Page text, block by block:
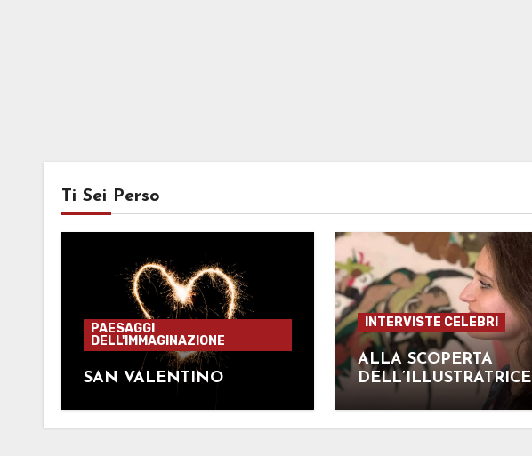
Ti Sei Perso
PAESAGGI
DELL'IMMAGINAZIONE
SAN VALENTINO
INTERVISTE CELEBRI
ALLA SCOPERTA
DELL’ILLUSTRATRICE
ELISABETTA FERRARI